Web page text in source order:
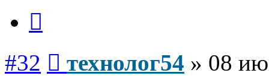
#32 технолог54 » 08